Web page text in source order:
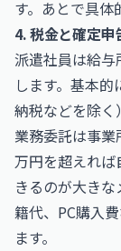
す。あとで具体
4. 税金と確定申
派遣社員は給
します。基本
納税などを除く
業務委託は事
万円を超えれば
きるのが大き
籍代、PC購入
ます。